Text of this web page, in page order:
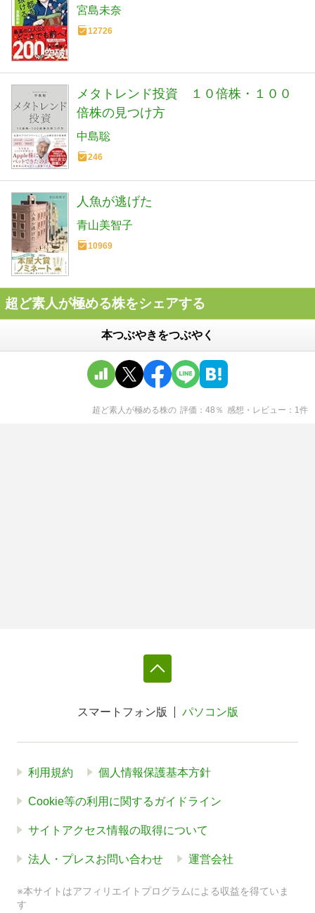
宮島未奈
12726
メタトレンド投資 １０倍株・１００
倍株の見つけ方
中島聡
246
人魚が逃げた
青山美智子
10969
超ど素人が極める株をシェアする
本つぶやきをつぶやく
超ど素人が極める株の 評価 48 ％ 感想・レビュー 1 件
スマートフォン版 パソコン版
利用規約 個人情報保護基本方針
Cookie等の利用に関するガイドライン
サイトアクセス情報の取得について
法人・プレスお問い合わせ 運営会社
※本サイトはアフィリエイトプログラムによる収益を得ていま
す